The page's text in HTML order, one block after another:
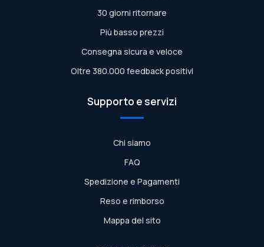
30 giorni ritornare
Più basso prezzi
Consegna sicura e veloce
Oltre 380.000 feedback positivi
Supporto e servizi
Chi siamo
FAQ
Spedizione e Pagamenti
Reso e rimborso
Mappa del sito